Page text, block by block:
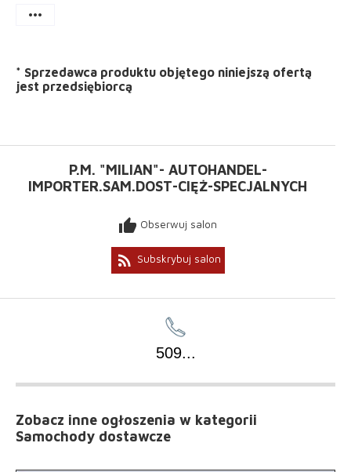
more_horiz
* Sprzedawca produktu objętego niniejszą ofertą
jest przedsiębiorcą
P.M. "MILIAN"- AUTOHANDEL-
IMPORTER.SAM.DOST-CIĘŻ-SPECJALNYCH
thumb_up Obserwuj salon
rss_feed Subskrybuj salon
509...
Zobacz inne ogłoszenia w kategorii
Samochody dostawcze